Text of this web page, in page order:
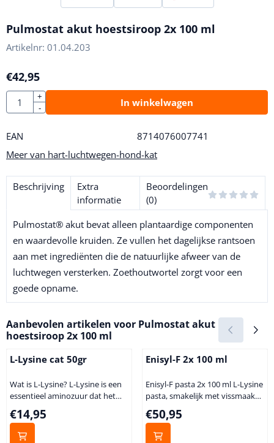
Pulmostat akut hoestsiroop 2x 100 ml
Artikelnr: 01.04.203
€42,95
Aantal
+
-
In winkelwagen
EAN
8714076007741
Meer van hart-luchtwegen-hond-kat
Beschrijving
Extra
informatie
Beoordelingen
(0)
Pulmostat® akut bevat alleen plantaardige componenten
en waardevolle kruiden. Ze vullen het dagelijkse rantsoen
aan met ingrediënten die de natuurlijke afweer van de
luchtwegen versterken. Zoethoutwortel zorgt voor een
goede opname.
Aanbevolen artikelen voor Pulmostat akut
hoestsiroop 2x 100 ml
L-Lysine cat 50gr
Wat is L-Lysine? L-Lysine is een
essentieel aminozuur dat het
lichaam uit de voeding haalt. Uw
dier maakt dit niet zelf aan. L-
Lysine is een belangrijke
Prijs: 14,95
€14,95
Enisyl-F 2x 100 ml
Enisyl-F pasta 2x 100 ml L-Lysine
pasta, smakelijk met vissmaak
voor de verhoging van de
weerstand tegen
Herpesvirussen (FHV-1)bij
Prijs: 50,95
€50,95